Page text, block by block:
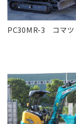
PC30MR-3 コマツ